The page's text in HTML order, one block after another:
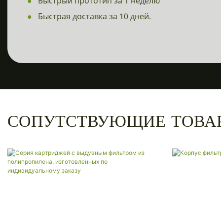
●
Быстрая доставка за 10 дней.
СОПУТСТВУЮЩИЕ